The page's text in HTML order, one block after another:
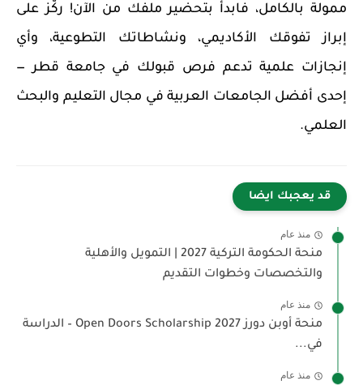
ممولة بالكامل، فابدأ بتحضير ملفك من الآن! ركّز على
إبراز تفوقك الأكاديمي، ونشاطاتك التطوعية، وأي
إنجازات علمية تدعم فرص قبولك في جامعة قطر —
إحدى أفضل الجامعات العربيةفي مجال التعليم والبحث
العلمي.
قد يعجبك ايضا
منذ عام
منحة الحكومة التركية 2027 | التمويل والأهلية
والتخصصات وخطوات التقديم
منذ عام
منحة أوبن دورز 2027 Open Doors Scholarship – الدراسة
في...
منذ عام